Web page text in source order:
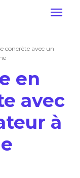
concrète avec un
en
avec
à